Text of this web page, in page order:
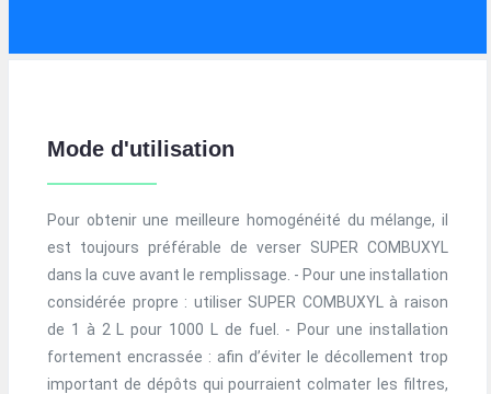
Mode d'utilisation
Pour obtenir une meilleure homogénéité du mélange, il
est toujours préférable de verser SUPER COMBUXYL
dans la cuve avant le remplissage. - Pour une installation
considérée propre : utiliser SUPER COMBUXYL à raison
de 1 à 2 L pour 1000 L de fuel. - Pour une installation
fortement encrassée : afin d’éviter le décollement trop
important de dépôts qui pourraient colmater les filtres,